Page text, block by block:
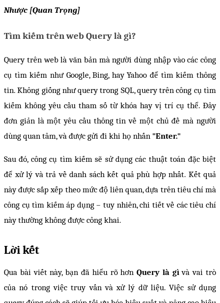
Nhược [Quan Trọng]
Tìm kiếm trên web Query là gì?
Query trên web là văn bản mà người dùng nhập vào các công
cụ tìm kiếm như Google, Bing, hay Yahoo để tìm kiếm thông
tin. Không giống như query trong SQL, query trên công cụ tìm
kiếm không yêu cầu tham số từ khóa hay vị trí cụ thể. Đây
đơn giản là một yêu cầu thông tin về một chủ đề mà người
dùng quan tâm, và được gửi đi khi họ nhấn "Enter."
Sau đó, công cụ tìm kiếm sẽ sử dụng các thuật toán đặc biệt
để xử lý và trả về danh sách kết quả phù hợp nhất. Kết quả
này được sắp xếp theo mức độ liên quan, dựa trên tiêu chí mà
công cụ tìm kiếm áp dụng – tuy nhiên, chi tiết về các tiêu chí
này thường không được công khai.
Lời kết
Qua bài viết này, bạn đã hiểu rõ hơn Query là gì và vai trò
của nó trong việc truy vấn và xử lý dữ liệu. Việc sử dụng